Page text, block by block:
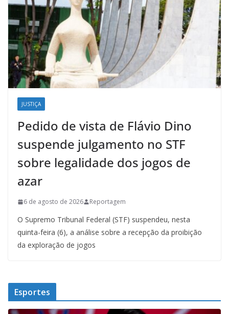
JUSTIÇA
Pedido de vista de Flávio Dino
suspende julgamento no STF
sobre legalidade dos jogos de
azar
6 de agosto de 2026 Reportagem
O Supremo Tribunal Federal (STF) suspendeu, nesta
quinta-feira (6), a análise sobre a recepção da proibição
da exploração de jogos
Esportes